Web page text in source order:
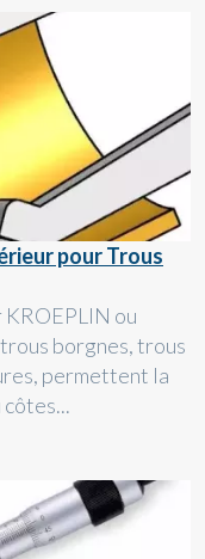
pour Trous
ou
borgnes, trous
permettent la